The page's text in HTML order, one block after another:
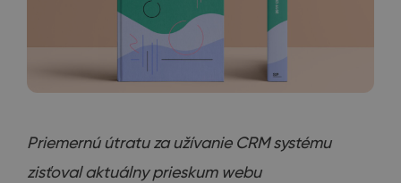
Priemernú útratu za užívanie CRM systému
zisťoval aktuálny prieskum webu